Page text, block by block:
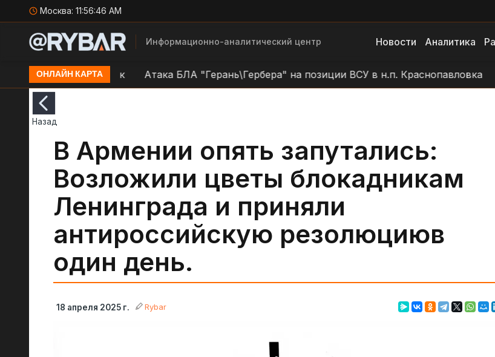
Москва: 11:56:47 AM
Информационно-аналитический центр Новости Аналитика
ОНЛАЙН КАРТА
н.п. Краснокутск Атака БЛА "Герань\Гербера" на позиции ВСУ в н.п. Краснопавловка
Назад
В Армении опять запутались:
Возложили цветы блокадникам
Ленинграда и приняли
антироссийскую резолюциюв
один день.
18 апреля 2025 г. Rybar